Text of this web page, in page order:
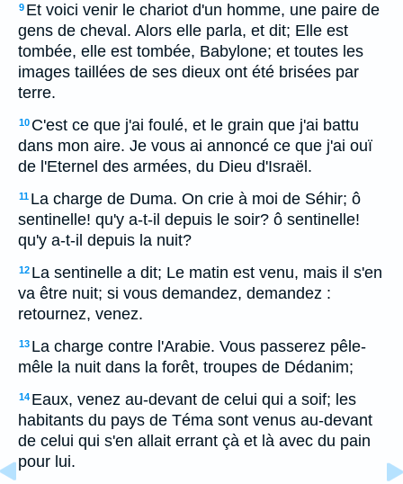
9 Et voici venir le chariot d'un homme, une paire de
gens de cheval. Alors elle parla, et dit; Elle est
tombée, elle est tombée, Babylone; et toutes les
images taillées de ses dieux ont été brisées par
terre.
10 C'est ce que j'ai foulé, et le grain que j'ai battu
dans mon aire. Je vous ai annoncé ce que j'ai ouï
de l'Eternel des armées, du Dieu d'Israël.
11 La charge de Duma. On crie à moi de Séhir; ô
sentinelle! qu'y a-t-il depuis le soir? ô sentinelle!
qu'y a-t-il depuis la nuit?
12 La sentinelle a dit; Le matin est venu, mais il s'en
va être nuit; si vous demandez, demandez :
retournez, venez.
13 La charge contre l'Arabie. Vous passerez pêle-
mêle la nuit dans la forêt, troupes de Dédanim;
14 Eaux, venez au-devant de celui qui a soif; les
habitants du pays de Téma sont venus au-devant
de celui qui s'en allait errant çà et là avec du pain
pour lui.